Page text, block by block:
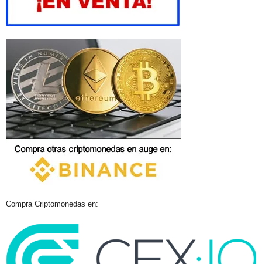
Compra Criptomonedas en: